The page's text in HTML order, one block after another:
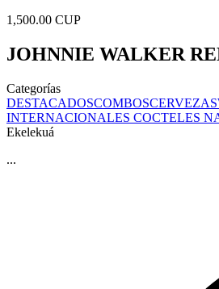
1,500.00 CUP
JOHNNIE WALKER
Categorías
DESTACADOSCOMBOSCERVEZAS
INTERNACIONALES COCTELES
Ekelekuá
...